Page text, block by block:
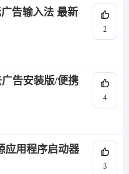
告输入法 最新
2
告安装版/便携
4
应用程序启动器
3